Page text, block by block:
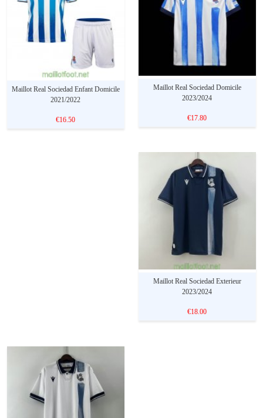
Maillot Real Sociedad Enfant Domicile
2021/2022
€16.50
Maillot Real Sociedad Domicile
2023/2024
€17.80
Maillot Real Sociedad Exterieur
2023/2024
€18.00